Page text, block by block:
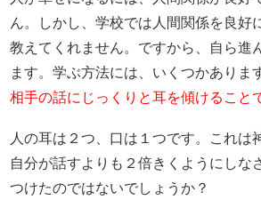
ん。しかし、学校では人間関係を良好
教えてくれません。ですから、自ら進
ます。学ぶ方法には、いくつかありま
相手の話にじっくりと耳を傾けること
人の耳は２つ、口は１つです。これは
自分が話すよりも２倍きくようにしな
つけたのではないでしょうか？